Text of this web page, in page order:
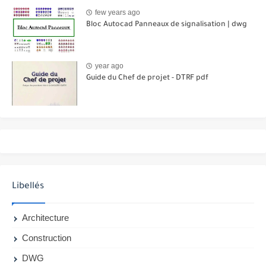
few years ago
Bloc Autocad Panneaux de signalisation | dwg
year ago
Guide du Chef de projet - DTRF pdf
Libellés
Architecture
Construction
DWG